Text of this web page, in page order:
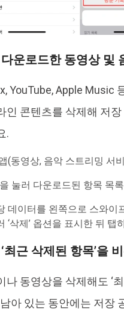
운로드한 동영상 및
YouTube, Apple Music
인 콘텐츠를 삭제해 저장
.
(동영상, 음악 스트리밍 서
을 눌러 다운로드된 항목 목
데이터를 왼쪽으로 스와이
‘삭제’ 옵션을 표시한 뒤 탭
근 삭제된 항목’을
나 동영상을 삭제해도 ‘
남아 있는 동안에는 저장